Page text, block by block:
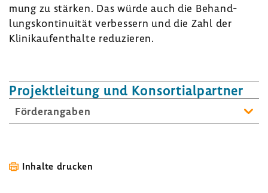
mung zu stärken. Das würde auch die Behand­
lungs­kon­ti­nuität verbes­sern und die Zahl der
Klinik­auf­ent­halte redu­zieren.
Projekt­lei­tung und Konsor­ti­al­partner
Förder­an­gaben
Inhalte drucken